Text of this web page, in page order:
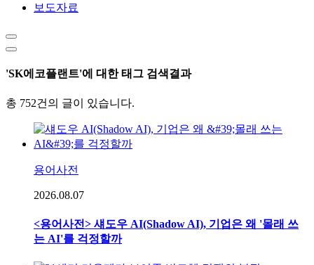
보도자료
'SK에코플랜트'에 대한 태그 검색결과
총 752건의 글이 있습니다.
용어사전
2026.08.07
<용어사전> 섀도우 AI(Shadow AI), 기업은 왜 '몰래 쓰
는 AI'를 걱정할까